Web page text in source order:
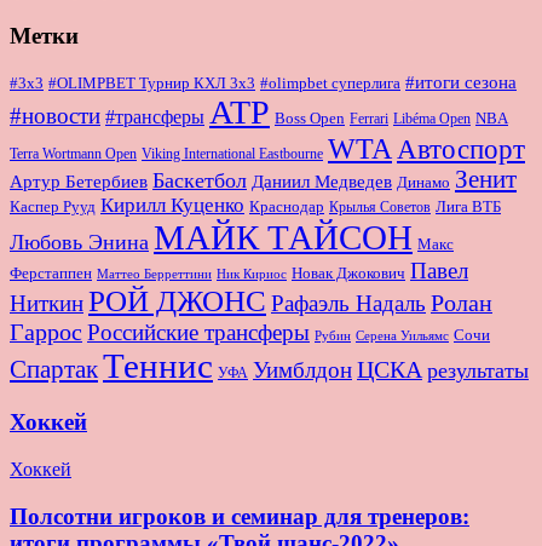
Метки
#3x3 #OLIMPBET Турнир КХЛ 3x3 #olimpbet суперлига #итоги сезона
#новости #трансферы ATP Boss Open Ferrari Libéma Open NBA
Terra Wortmann Open Viking International Eastbourne WTAАвтоспорт
Артур Бетербиев Баскетбол Даниил Медведев Динамо Зенит
Каспер Рууд Кирилл Куценко Краснодар Крылья Советов Лига ВТБ
Любовь Энина МАЙК ТАЙСОН Макс
Ферстаппен Маттео Берреттини Ник Кириос Новак Джокович Павел
НиткинРОЙ ДЖОНС Рафаэль Надаль Ролан
Гаррос Российские трансферы Рубин Серена Уильямс Сочи
СпартакТеннис УФА УимблдонЦСКА результаты
Хоккей
Хоккей
Полсотни игроков и семинар для тренеров: